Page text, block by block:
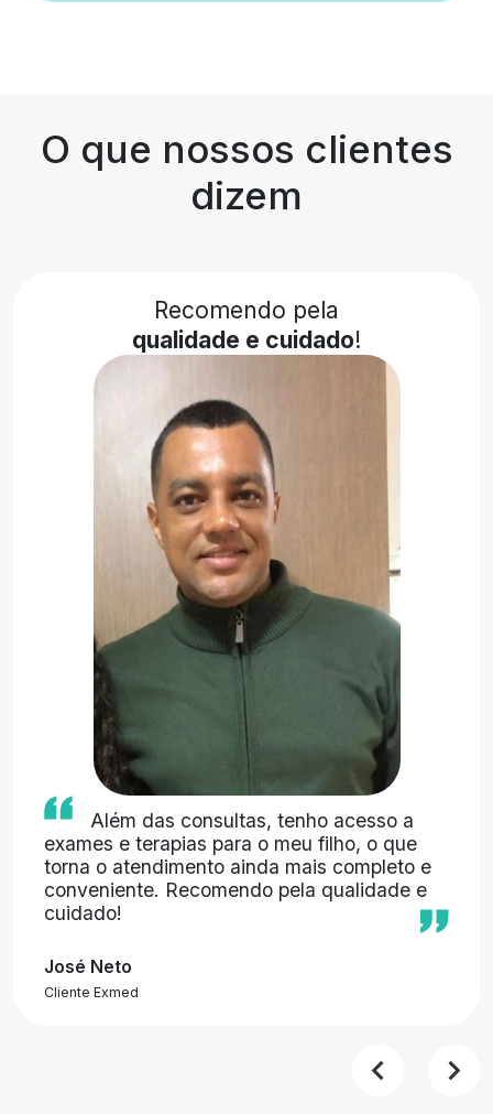
O que nossos clientes
dizem
Recomendo pela
qualidade e cuidado!
Além das consultas, tenho acesso a
exames e terapias para o meu filho, o que
torna o atendimento ainda mais completo e
conveniente. Recomendo pela qualidade e
cuidado!
José Neto
Cliente Exmed